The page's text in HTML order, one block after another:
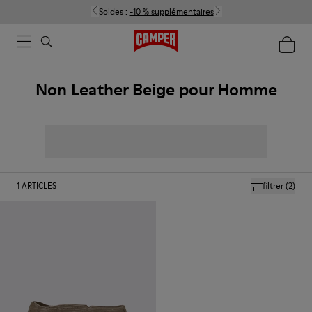
Soldes : -10 % supplémentaires
Non Leather Beige pour Homme
filtrer(2)
1ARTICLES